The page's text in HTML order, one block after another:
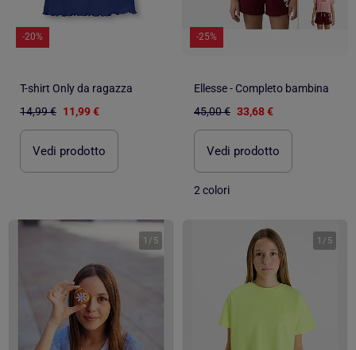
-20%
T-shirt Only da ragazza
14,99 € 11,99 €
Vedi prodotto
-25%
Ellesse - Completo bambina
45,00 € 33,68 €
Vedi prodotto
2 colori
1 / 5 1 / 5